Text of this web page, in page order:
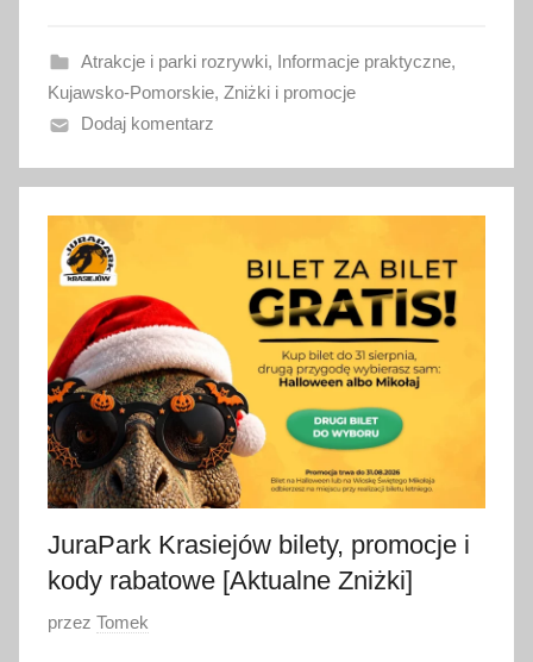
a
n
o
s
i
i
a
2
0
2
6
Atrakcje i parki rozrywki, Informacje praktyczne,
Kujawsko-Pomorskie, Zniżki i promocje
Dodaj komentarz
JuraPark Krasiejów bilety, promocje i
kody rabatowe [Aktualne Zniżki]
O
przez Tomek